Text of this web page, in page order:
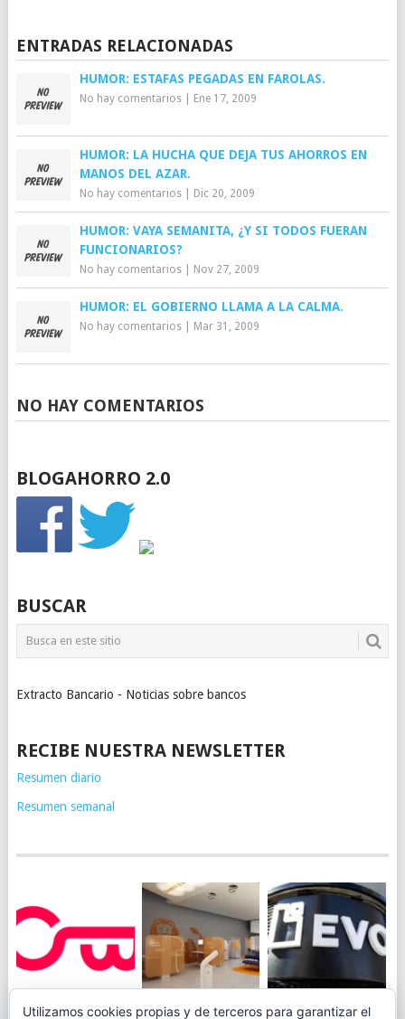
ENTRADAS RELACIONADAS
HUMOR: ESTAFAS PEGADAS EN FAROLAS.
No hay comentarios| Ene 17, 2009
HUMOR: LA HUCHA QUE DEJA TUS AHORROS EN
MANOS DEL AZAR.
No hay comentarios| Dic 20, 2009
HUMOR: VAYA SEMANITA, ¿Y SI TODOS FUERAN
FUNCIONARIOS?
No hay comentarios| Nov 27, 2009
HUMOR: EL GOBIERNO LLAMA A LA CALMA.
No hay comentarios| Mar 31, 2009
NO HAY COMENTARIOS
BLOGAHORRO 2.0
BUSCAR
Extracto Bancario - Noticias sobre bancos
RECIBE NUESTRA NEWSLETTER
Resumen diario
Resumen semanal
JUEGA AL EVO BANK
Utilizamos cookies propias y de terceros para garantizar el